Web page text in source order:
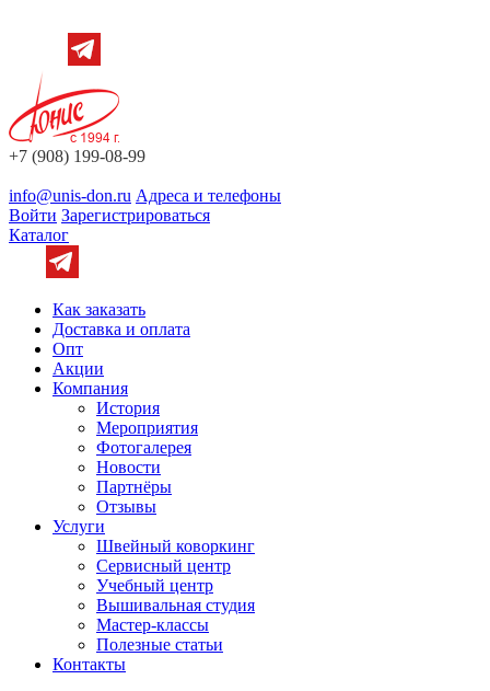
+7 (908) 199-08-99
info@unis-don.ru Адреса и телефоны
Войти Зарегистрироваться
Каталог
Как заказать
Доставка и оплата
Опт
Акции
Компания
История
Мероприятия
Фотогалерея
Новости
Партнёры
Отзывы
Услуги
Швейный коворкинг
Сервисный центр
Учебный центр
Вышивальная студия
Мастер-классы
Полезные статьи
Контакты